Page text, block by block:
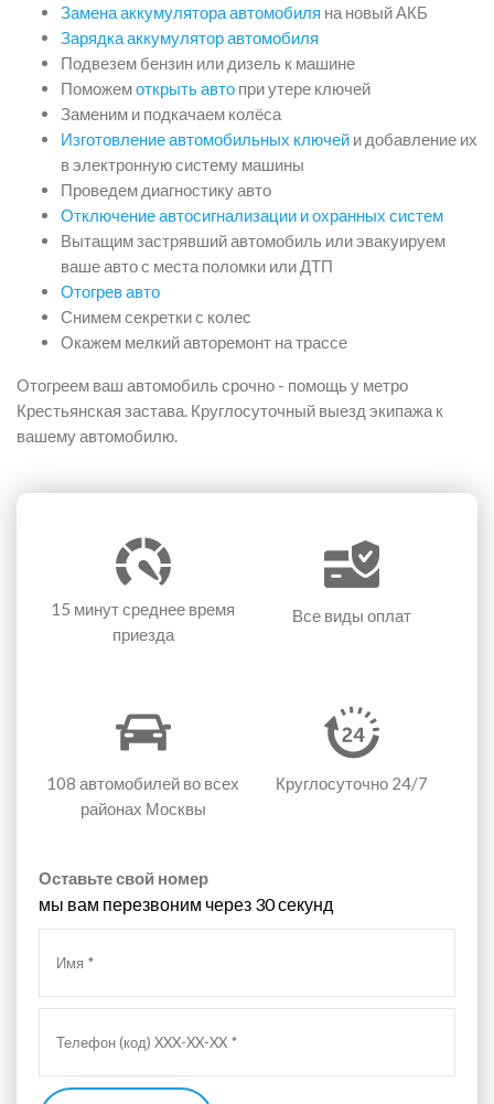
Замена аккумулятора автомобиля на новый АКБ
Зарядка аккумулятор автомобиля
Подвезем бензин или дизель к машине
Поможемоткрыть авто при утере ключей
Заменим и подкачаем колёса
Изготовление автомобильных ключей и добавление их
в электронную систему машины
Проведем диагностику авто
Отключение автосигнализации и охранных систем
Вытащим застрявший автомобиль или эвакуируем
ваше авто с места поломки или ДТП
Отогрев авто
Снимем секретки с колес
Окажем мелкий авторемонт на трассе
Отогреем ваш автомобиль срочно - помощь у метро
Крестьянская застава. Круглосуточный выезд экипажа к
вашему автомобилю.
15 минутсреднее время
приезда
Все виды оплат
108 автомобилей во всех
районах Москвы
Круглосуточно 24/7
Оставьте свой номер
мы вам перезвоним через 30 секунд